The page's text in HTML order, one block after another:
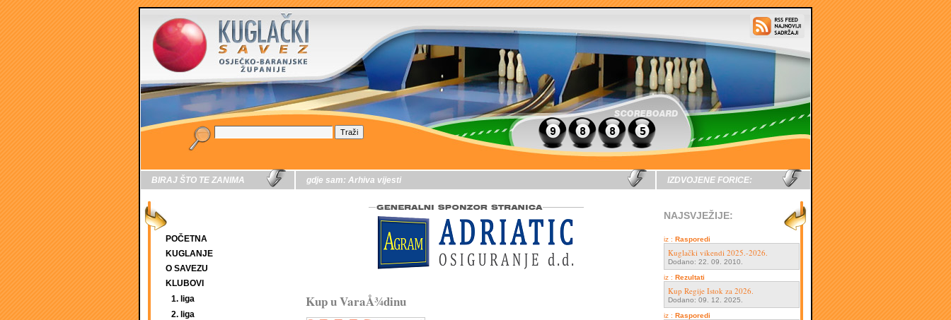
BIRAJ ŠTO TE ZANIMA
POČETNA
KUGLANJE
O SAVEZU
KLUBOVI
1. liga
2. liga
gdje sam: Arhiva vijesti
Kup u VaraÅ¾dinu
IZDVOJENE FORICE:
NAJSVJEŽIJE:
iz : Rasporedi
Kuglački vikendi 2025.-2026.
Dodano: 22. 09. 2010.
iz : Rezultati
Kup Regije Istok za 2026.
Dodano: 09. 12. 2025.
iz : Rasporedi